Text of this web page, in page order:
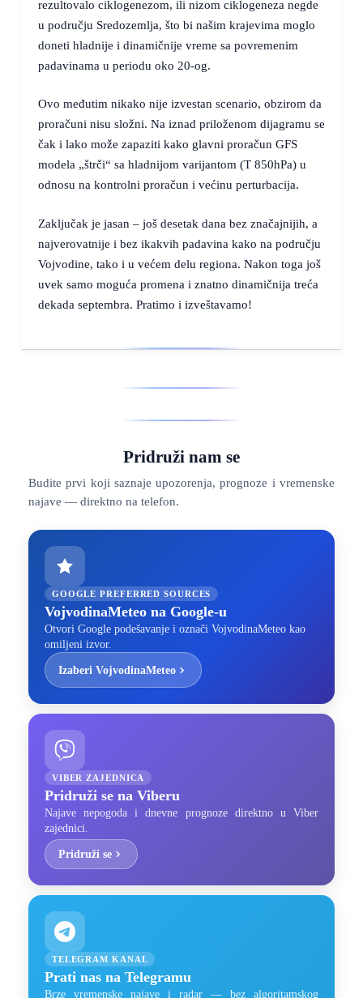
rezultovalo ciklogenezom, ili nizom ciklogeneza negde
u području Sredozemlja, što bi našim krajevima moglo
doneti hladnije i dinamičnije vreme sa povremenim
padavinama u periodu oko 20-og.
Ovo međutim nikako nije izvestan scenario, obzirom da
proračuni nisu složni. Na iznad priloženom dijagramu se
čak i lako može zapaziti kako glavni proračun GFS
modela „štrči“ sa hladnijom varijantom (T 850hPa) u
odnosu na kontrolni proračun i većinu perturbacija.
Zaključak je jasan – još desetak dana bez značajnijih, a
najverovatnije i bez ikakvih padavina kako na području
Vojvodine, tako i u većem delu regiona. Nakon toga još
uvek samo moguća promena i znatno dinamičnija treća
dekada septembra. Pratimo i izveštavamo!
Pridruži nam se
Budite prvi koji saznaje upozorenja, prognoze i vremenske
najave — direktno na telefon.
GOOGLE PREFERRED SOURCES
VojvodinaMeteo na Google-u
Otvori Google podešavanje i označi VojvodinaMeteo kao
omiljeni izvor.
Izaberi VojvodinaMeteo
VIBER ZAJEDNICA
Pridruži se na Viberu
Najave nepogoda i dnevne prognoze direktno u Viber
zajednici.
Pridruži se
TELEGRAM KANAL
Prati nas na Telegramu
Brze vremenske najave i radar — bez algoritamskog